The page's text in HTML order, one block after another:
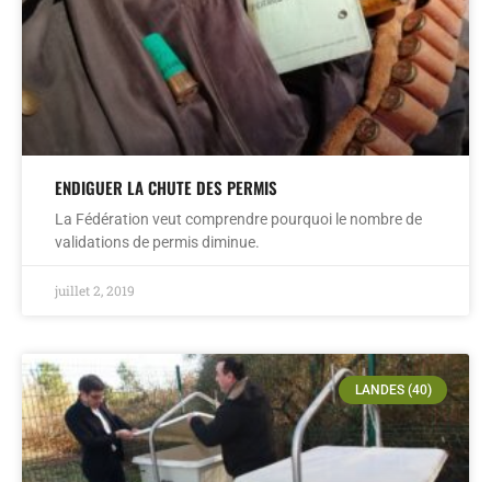
ENDIGUER LA CHUTE DES PERMIS
La Fédération veut comprendre pourquoi le nombre de
validations de permis diminue.
juillet 2, 2019
LANDES (40)